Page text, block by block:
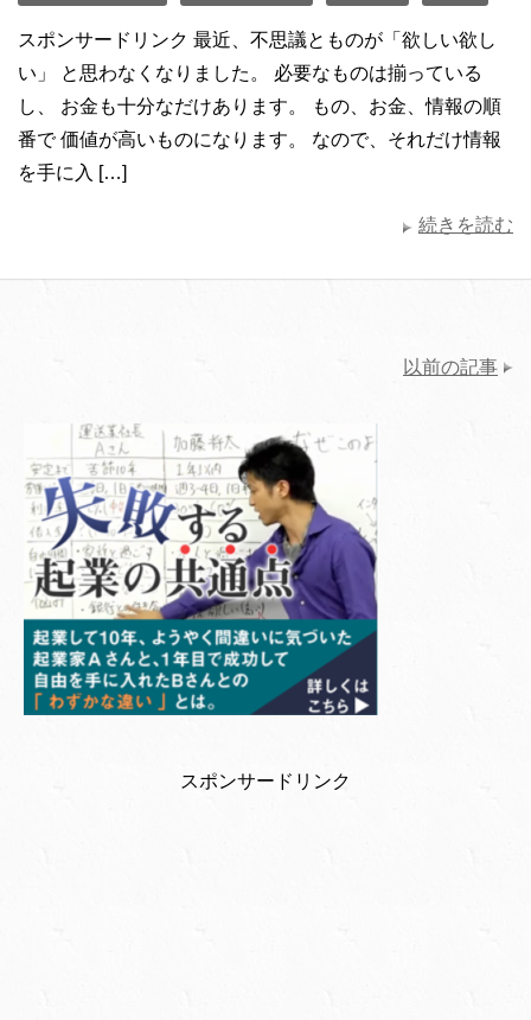
スポンサードリンク 最近、不思議とものが「欲しい欲し
い」 と思わなくなりました。 必要なものは揃っている
し、 お金も十分なだけあります。 もの、お金、情報の順
番で 価値が高いものになります。 なので、それだけ情報
を手に入 […]
続きを読む
以前の記事
スポンサードリンク